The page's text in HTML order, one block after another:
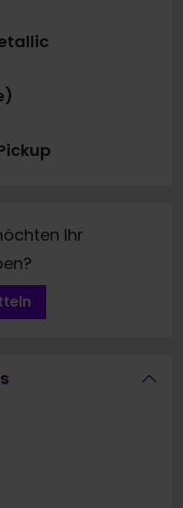
Ihr